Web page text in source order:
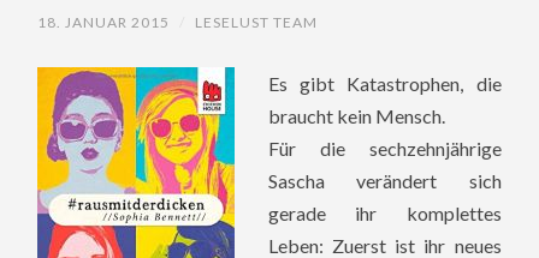
18. JANUAR 2015 LESELUST TEAM
Es gibt Katastrophen, die
braucht kein Mensch.
Für die sechzehnjährige
Sascha verändert sich
gerade ihr komplettes
Leben: Zuerst ist ihr neues